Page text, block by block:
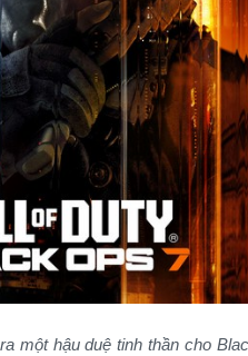
một hậu duệ tinh thần cho